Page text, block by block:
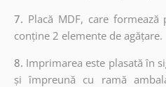
7. Placă MDF, care
conține 2 elemente de agățare.
8. Imprimarea este plasată în
și împreună cu ramă